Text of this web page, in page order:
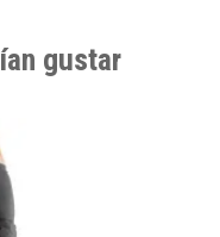
gustar